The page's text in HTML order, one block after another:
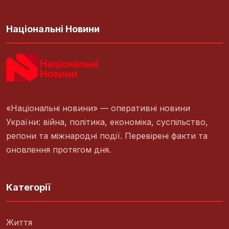
Національні Новини
«Національні новини» — оперативні новини
України: війна, політика, економіка, суспільство,
регіони та міжнародні події. Перевірені факти та
оновлення протягом дня.
Категорії
Життя